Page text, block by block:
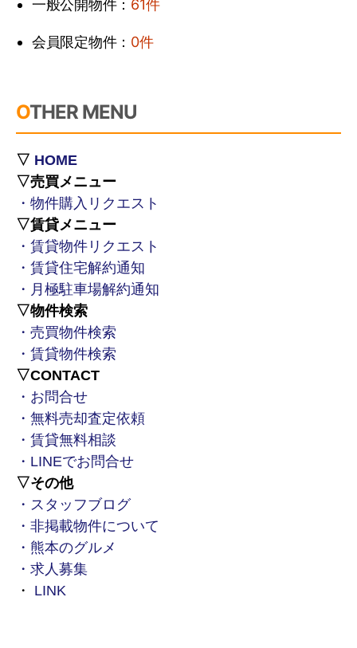
一般公開物件： 61件
会員限定物件： 0件
OTHER MENU
▽ HOME
▽売買メニュー
・物件購入リクエスト
▽賃貸メニュー
・賃貸物件リクエスト
・賃貸住宅解約通知
・月極駐車場解約通知
▽物件検索
・売買物件検索
・賃貸物件検索
▽CONTACT
・お問合せ
・無料売却査定依頼
・賃貸無料相談
・LINEでお問合せ
▽その他
・スタッフブログ
・非掲載物件について
・熊本のグルメ
・求人募集
・ LINK